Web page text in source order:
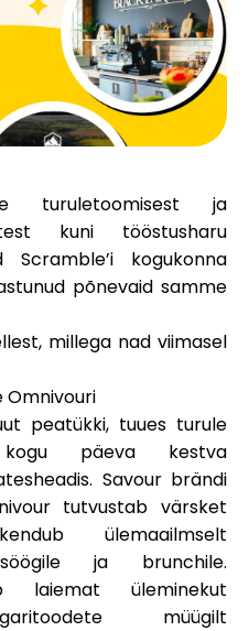
ühendust
turuletoomisest ja
kuni tööstusharu
kogukonna
põnevaid samme
millega nad viimasel
Omnivouri
peatükki, tuues turule
päeva kestva
Savour brändi
tutvustab värsket
ülemaailmselt
ja brunchile.
laiemat üleminekut
müügilt